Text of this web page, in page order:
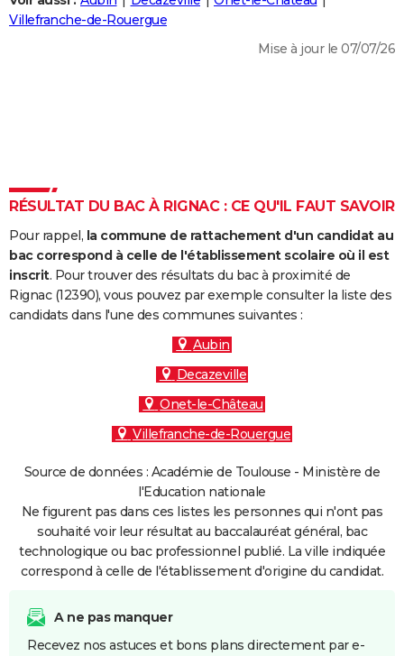
Destinations
City break
Voyage nature
Voyage de noces
Forum
Climat
+
PHOTO
Dictionnaire
Biographies
Citations
Expressions
Proverbes
PROGRAMME TV
COPAINS D'AVANT
S'inscrire
Se connecter
Lycées
Collèges
Primaires
Universités
Entreprises
Service militaire
Avis de recherche
AVIS DE DÉCÈS
FORUM
Villefranche-de-Rouergue
Mise à jour le 07/07/26
RÉSULTAT DU BAC À RIGNAC : CE QU'IL FAUT SAVOIR
Pour rappel, la commune de rattachement d'un candidat au
bac correspond à celle de l'établissement scolaire où il est
inscrit. Pour trouver des résultats du bac à proximité de
Rignac (12390), vous pouvez par exemple consulter la liste des
candidats dans l'une des communes suivantes :
Aubin
Decazeville
Onet-le-Château
Villefranche-de-Rouergue
Source de données : Académie de Toulouse - Ministère de
l'Education nationale
Ne figurent pas dans ces listes les personnes qui n'ont pas
souhaité voir leur résultat au baccalauréat général, bac
technologique ou bac professionnel publié. La ville indiquée
correspond à celle de l'établissement d'origine du candidat.
A ne pas manquer
Recevez nos astuces et bons plans directement par e-